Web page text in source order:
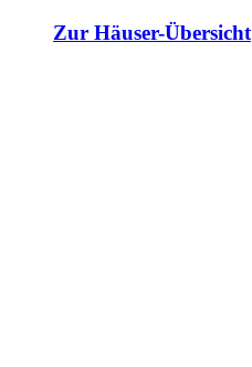
Zur Häuser-Übersicht